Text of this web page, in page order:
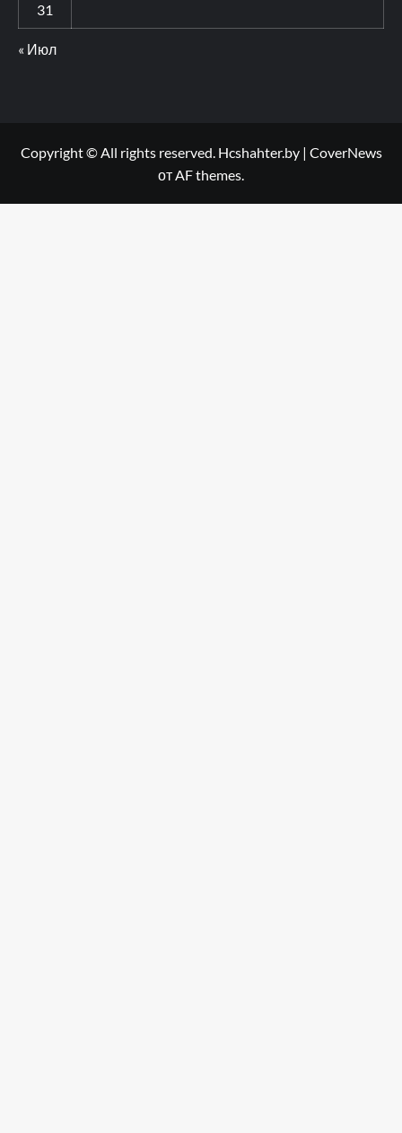
31
« Июл
Copyright © All rights reserved. Hcshahter.by | CoverNews
от AF themes.